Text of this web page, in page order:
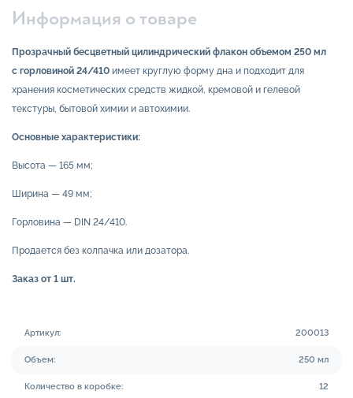
Информация о товаре
Прозрачный бесцветный цилиндрический флакон объемом 250 мл
с горловиной 24/410 имеет круглую форму дна и подходит для
хранения косметических средств жидкой, кремовой и гелевой
текстуры, бытовой химии и автохимии.
Основные характеристики:
Высота — 165 мм;
Ширина — 49 мм;
Горловина — DIN 24/410.
Продается без колпачка или дозатора.
Заказ от 1 шт.
Артикул: 200013
Объем: 250 мл
Количество в коробке: 12